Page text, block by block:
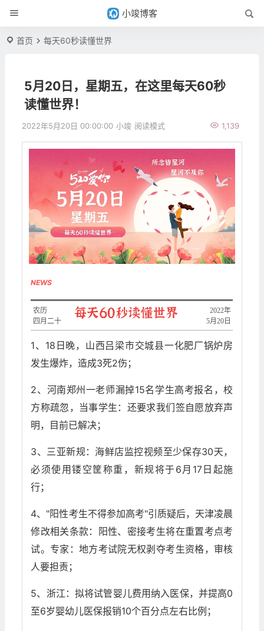
小竣博客
首页 每天60秒读懂世界
5月20日，星期五，在这里每天60秒
读懂世界！
2022年5月20日 00:00:00 小竣 1,139
阅读模式
NEWS
2022年
5月20日
农历
四月二十
1、18日晚，山西吕梁市交城县一化肥厂锅炉房
发生爆炸，造成3死2伤；
2、河南郑州一老师漏掉15名学生高考报名，校
方称疏忽，当事学生：还要求我们签自愿放弃声
明，目前已解决；
3、三亚新规：海鲜店监控视频至少保存30天，
必须使用镂空筐称重，新规将于6月17日起施
行；
4、"阳性考生不得参加高考"引质疑后，天津凌晨
修改相关条款：阳性、密接考生将在重置考点考
试。专家：地方考试院无权剥夺考生资格，审核
人要担责；
5、浙江：拟将试管婴儿费用纳入医保，并提高0
至6岁婴幼儿医保报销10个百分点左右比例；